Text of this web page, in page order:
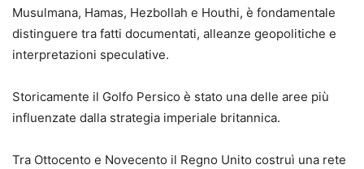
Musulmana, Hamas, Hezbollah e Houthi, è fondamentale
distinguere tra fatti documentati, alleanze geopolitiche e
interpretazioni speculative.
Storicamente il Golfo Persico è stato una delle aree più
influenzate dalla strategia imperiale britannica.
Tra Ottocento e Novecento il Regno Unito costruì una rete